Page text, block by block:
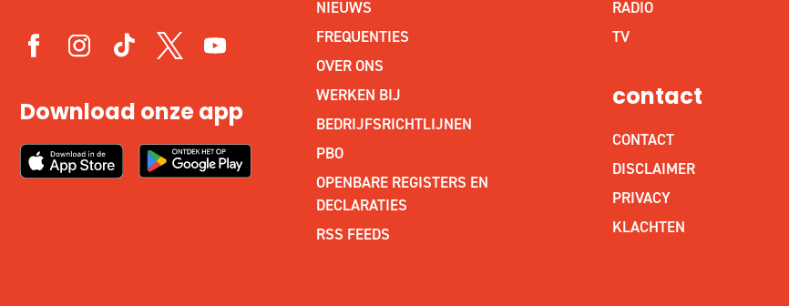
Download onze app
NIEUWS
FREQUENTIES
OVER ONS
WERKEN BIJ
BEDRIJFSRICHTLIJNEN
PBO
OPENBARE REGISTERS EN
DECLARATIES
RSS FEEDS
RADIO
TV
contact
CONTACT
DISCLAIMER
PRIVACY
KLACHTEN